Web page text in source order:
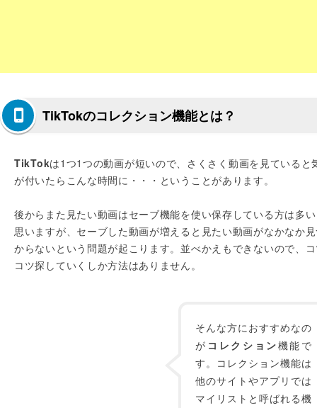
TikTokのコレクション機能とは？
TikTokは1つ1つの動画が短いので、さくさく動画を見ていると
が付いたらこんな時間に・・・ということがあります。
後からまた見たい動画はセーブ機能を使い保存している方は多
思いますが、セーブした動画が増えると見たい動画がなかなか
からないという問題が起こります。並べかえもできないので、
コツ探していくしか方法はありません。
そんな方におすすめなの
が コレクション機能で
す。コレクション機能は
他のサイトやアプリでは
マイリストと呼ばれる機